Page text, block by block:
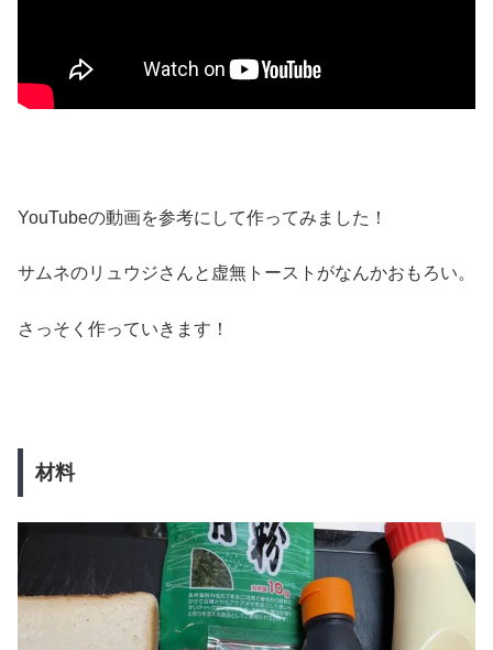
YouTubeの動画を参考にして作ってみました！
サムネのリュウジさんと虚無トーストがなんかおもろい。
さっそく作っていきます！
材料